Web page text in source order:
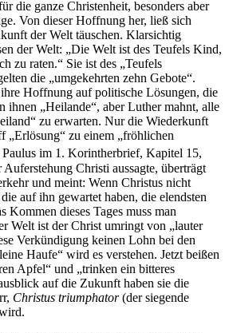
die ganze Christenheit, besonders aber
Von dieser Hoffnung her, ließ sich
der Welt täuschen. Klarsichtig
der Welt: „Die Welt ist des Teufels Kind,
zu raten.“ Sie ist des „Teufels
die „umgekehrten zehn Gebote“.
Hoffnung auf politische Lösungen, die
ihnen „Heilande“, aber Luther mahnt, alle
zu erwarten. Nur die Wiederkunft
„Erlösung“ zu einem „fröhlichen
Paulus im 1. Korintherbrief, Kapitel 15,
Christi aussagte, überträgt
und meint: Wenn Christus nicht
auf ihn gewartet haben, die elendsten
Kommen dieses Tages muss man
Welt ist der Christ umringt von „lauter
Verkündigung keinen Lohn bei den
Haufe“ wird es verstehen. Jetzt beißen
Apfel“ und „trinken ein bitteres
auf die Zukunft haben sie die
Christus triumphator(der siegende